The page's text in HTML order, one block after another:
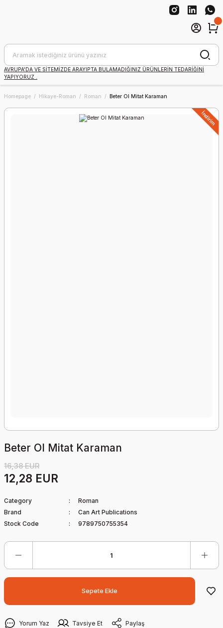
AVRUPA'DA VE SİTEMİZDE ARAYIPTA BULAMADIĞINIZ ÜRÜNLERİN TEDARİĞİNİ
YAPIYORUZ .
Homepage Hikaye-Roman Roman Beter Ol Mitat Karaman
İndirim
Beter Ol Mitat Karaman
16,38 EUR
12,28 EUR
Category
Roman
Brand
Can Art Publications
Stock Code
9789750755354
Sepete Ekle
Yorum Yaz Tavsiye Et Paylaş